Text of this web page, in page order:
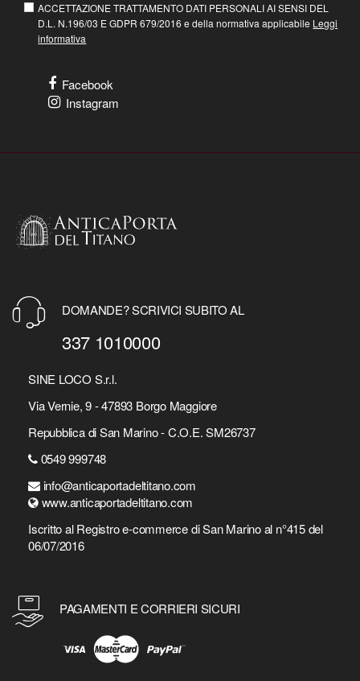
ACCETTAZIONE TRATTAMENTO DATI PERSONALI AI SENSI DEL
D.L. N.196/03 E GDPR 679/2016 e della normativa applicabile Leggi
informativa
Facebook
Instagram
DOMANDE? SCRIVICI SUBITO AL
337 1010000
SINE LOCO S.r.l.
Via Vernie, 9 - 47893 Borgo Maggiore
Repubblica di San Marino - C.O.E. SM26737
0549 999748
info@anticaportadeltitano.com
www.anticaportadeltitano.com
Iscritto al Registro e-commerce di San Marino al n°415 del
06/07/2016
PAGAMENTI E CORRIERI SICURI